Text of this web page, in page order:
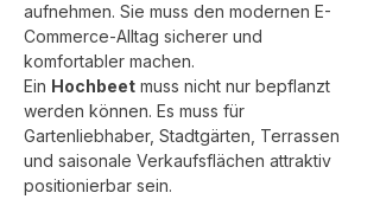
aufnehmen. Sie muss den modernen E-
Commerce-Alltag sicherer und
komfortabler machen.
Ein Hochbeet muss nicht nur bepflanzt
werden können. Es muss für
Gartenliebhaber, Stadtgärten, Terrassen
und saisonale Verkaufsflächen attraktiv
positionierbar sein.